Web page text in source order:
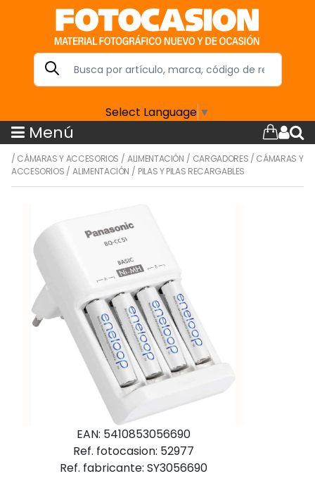
Select Language ▼
Menú
/ CÁMARAS Y ACCESORIOS /ALIMENTACIÓN / CARGADORES / CÁMARAS Y
ACCESORIOS /ALIMENTACIÓN / PILAS Y PILAS RECARGABLES
EAN: 5410853056690
Ref. fotocasion: 52977
Ref. fabricante: SY3056690